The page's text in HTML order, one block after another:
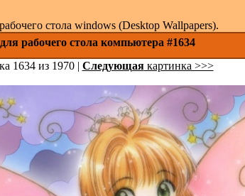
стола windows (Desktop Wallpapers).
рабочего стола компьютера #1634
1634 из 1970 | Следующаякартинка >>>